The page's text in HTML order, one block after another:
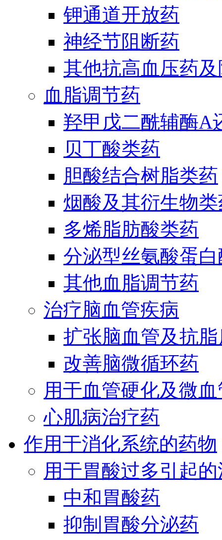
钾通道开放药
神经节阻断药
其他抗高血压药
血脂调节药
羟甲戊二酰辅酶A
贝丁酸类药
胆酸结合树脂类药
烟酸及其衍生物
多烯脂肪酸类药
分泌型丝氨酸蛋
其他血脂调节药
治疗脑血管疾病
扩张脑血管及抗
改善脑微循环药
用于血管硬化及微
心肌病治疗药
作用于消化系统的药物
用于胃酸过多引起
中和胃酸药
抑制胃酸分泌药